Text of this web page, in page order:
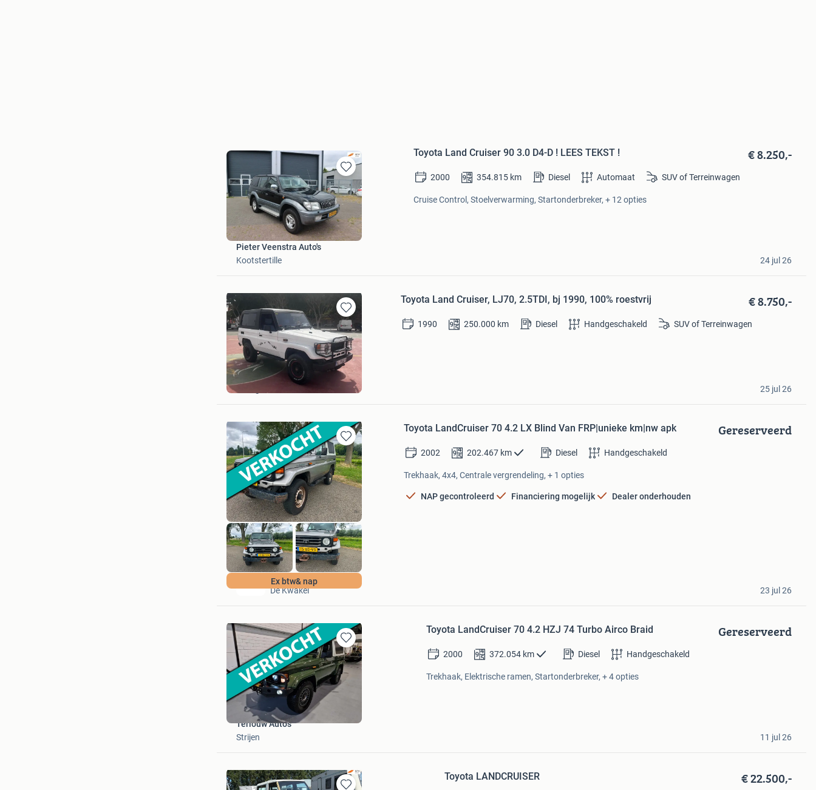
Bewaren
in
Mijn
Favorieten
Toyota Land Cruiser 90 3.0 D4-D ! LEES TEKST ! € 8.250,-
2000 354.815 km Diesel Automaat SUV of Terreinwagen
Cruise Control, Stoelverwarming, Startonderbreker, + 12 opties
Pieter Veenstra Auto's
Kootstertille
24 jul 26
Bewaren
in
Mijn
Favorieten
Toyota Land Cruiser, LJ70, 2.5TDI, bj 1990, 100% roestvrij € 8.750,-
1990 250.000 km Diesel Handgeschakeld SUV of Terreinwagen
Landy Classics
25 jul 26
Bewaren
in
Mijn
Favorieten
Ex btw& nap
Toyota LandCruiser 70 4.2 LX Blind Van FRP|unieke km|nw apk Gereserveerd
2002 202.467 km Diesel Handgeschakeld
Trekhaak, 4x4, Centrale vergrendeling, + 1 opties
NAP gecontroleerd Financiering mogelijk Dealer onderhouden
Autobedrijf ASB
De Kwakel
23 jul 26
Bewaren
in
Mijn
Favorieten
Toyota LandCruiser 70 4.2 HZJ 74 Turbo Airco Braid Gereserveerd
2000 372.054 km Diesel Handgeschakeld
Trekhaak, Elektrische ramen, Startonderbreker, + 4 opties
Terlouw Auto's
Strijen
11 jul 26
Toyota LANDCRUISER € 22.500,-